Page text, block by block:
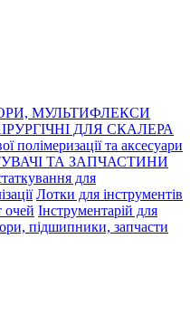
МУЛЬТИФЛЕКСИ
ДЛЯ СКАЛЕРА
полімеризації та аксесуари
ТА ЗАПЧАСТИНИ
для
Лотки для інструментів
очей Інструментарій для
підшипники, запчасти